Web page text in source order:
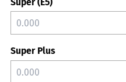
Super Plus